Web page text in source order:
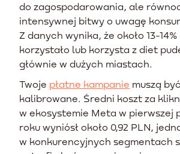
do zagospodarowania, ale
intensywnej bitwy o uwagę
Z danych wynika, że około 13-
korzystało lub korzysta z diet
głównie w dużych miastach.
Twoje płatne kampanie muszą
kalibrowane. Średni koszt za
w ekosystemie Meta w pierwszej
roku wyniósł około 0,92 PLN,
w konkurencyjnych segmentach